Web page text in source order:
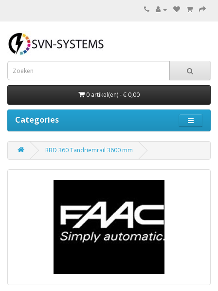
0 artikel(en) - € 0,00
Categories
RBD 360 Tandriemrail 3600 mm